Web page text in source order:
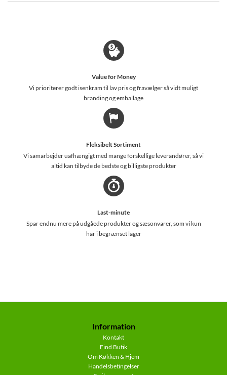
Value for Money
Vi prioriterer godt isenkram til lav pris og fravælger så vidt muligt
branding og emballage
Fleksibelt Sortiment
Vi samarbejder uafhængigt med mange forskellige leverandører, så vi
altid kan tilbyde de bedste og billigste produkter
Last-minute
Spar endnu mere på udgåede produkter og sæsonvarer, som vi kun
har i begrænset lager
Information
Kontakt
Find Butik
Om Køkken & Hjem
Handelsbetingelser